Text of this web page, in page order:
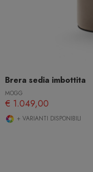
Brera sedia imbottita
MOGG
€ 1.049,00
+ VARIANTI DISPONIBILI